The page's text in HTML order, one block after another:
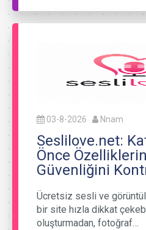
03-8-2026 Nnam
Seslilove.net:
Önce
Güvenliğini
Ücretsiz sesli ve
bir site hızla dikkat
oluşturmadan, fotoğraf…